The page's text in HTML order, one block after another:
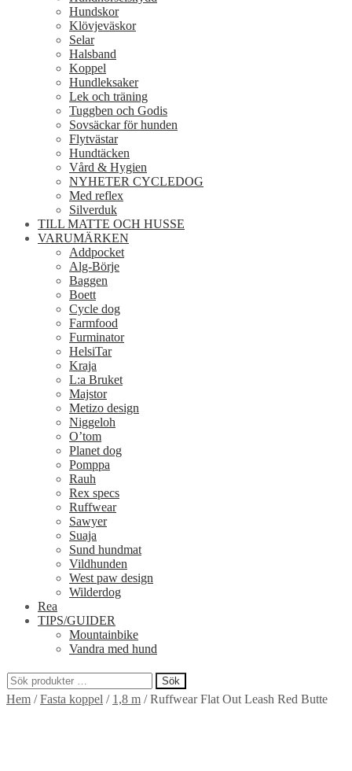
Hundskor
Klövjeväskor
Selar
Halsband
Koppel
Hundleksaker
Lek och träning
Tuggben och Godis
Sovsäckar för hunden
Flytvästar
Hundtäcken
Vård & Hygien
NYHETER CYCLEDOG
Med reflex
Silverduk
TILL MATTE OCH HUSSE
VARUMÄRKEN
Addpocket
Alg-Börje
Baggen
Boett
Cycle dog
Farmfood
Furminator
HelsiTar
Kraja
L:a Bruket
Majstor
Metizo design
Niggeloh
O’tom
Planet dog
Pomppa
Rauh
Rex specs
Ruffwear
Sawyer
Suaja
Sund hundmat
Vildhunden
West paw design
Wilderdog
Rea
TIPS/GUIDER
Mountainbike
Vandra med hund
Sök
efter:
Sök
Hem /Fasta koppel / 1,8 m /Ruffwear Flat Out Leash Red Butte